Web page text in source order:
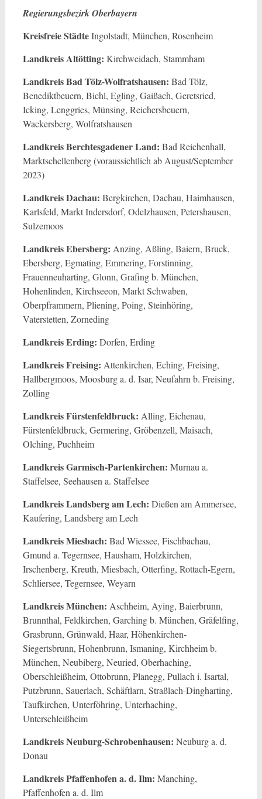
Regierungsbezirk Oberbayern
Kreisfreie StädteIngolstadt, München, Rosenheim
Landkreis Altötting: Kirchweidach, Stammham
Landkreis Bad Tölz-Wolfratshausen: Bad Tölz,
Benediktbeuern, Bichl, Egling, Gaißach, Geretsried,
Icking, Lenggries, Münsing, Reichersbeuern,
Wackersberg, Wolfratshausen
Landkreis Berchtesgadener Land: Bad Reichenhall,
Marktschellenberg (voraussichtlich ab August/September
2023)
Landkreis Dachau: Bergkirchen, Dachau, Haimhausen,
Karlsfeld, Markt Indersdorf, Odelzhausen, Petershausen,
Sulzemoos
Landkreis Ebersberg: Anzing, Aßling, Baiern, Bruck,
Ebersberg, Egmating, Emmering, Forstinning,
Frauenneuharting, Glonn, Grafing b. München,
Hohenlinden, Kirchseeon, Markt Schwaben,
Oberpframmern, Pliening, Poing, Steinhöring,
Vaterstetten, Zorneding
Landkreis Erding: Dorfen, Erding
Landkreis Freising: Attenkirchen, Eching, Freising,
Hallbergmoos, Moosburg a. d. Isar, Neufahrn b. Freising,
Zolling
Landkreis Fürstenfeldbruck: Alling, Eichenau,
Fürstenfeldbruck, Germering, Gröbenzell, Maisach,
Olching, Puchheim
Landkreis Garmisch-Partenkirchen: Murnau a.
Staffelsee, Seehausen a. Staffelsee
Landkreis Landsberg am Lech: Dießen am Ammersee,
Kaufering, Landsberg am Lech
Landkreis Miesbach: Bad Wiessee, Fischbachau,
Gmund a. Tegernsee, Hausham, Holzkirchen,
Irschenberg, Kreuth, Miesbach, Otterfing, Rottach-Egern,
Schliersee, Tegernsee, Weyarn
Landkreis München: Aschheim, Aying, Baierbrunn,
Brunnthal, Feldkirchen, Garching b. München, Gräfelfing,
Grasbrunn, Grünwald, Haar, Höhenkirchen-
Siegertsbrunn, Hohenbrunn, Ismaning, Kirchheim b.
München, Neubiberg, Neuried, Oberhaching,
Oberschleißheim, Ottobrunn, Planegg, Pullach i. Isartal,
Putzbrunn, Sauerlach, Schäftlarn, Straßlach-Dingharting,
Taufkirchen, Unterföhring, Unterhaching,
Unterschleißheim
Landkreis Neuburg-Schrobenhausen: Neuburg a. d.
Donau
Landkreis Pfaffenhofen a. d. Ilm: Manching,
Pfaffenhofen a. d. Ilm